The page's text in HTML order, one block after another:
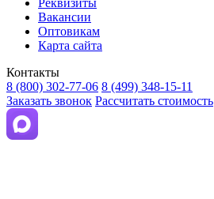
Вакансии
Оптовикам
Карта сайта
Контакты
8 (800) 302-77-06 8 (499) 348-15-11
Заказать звонок Рассчитать стоимость